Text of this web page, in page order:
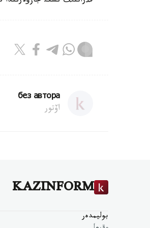
без автора
اۆتور
KAZINFORM
بوليمدەر